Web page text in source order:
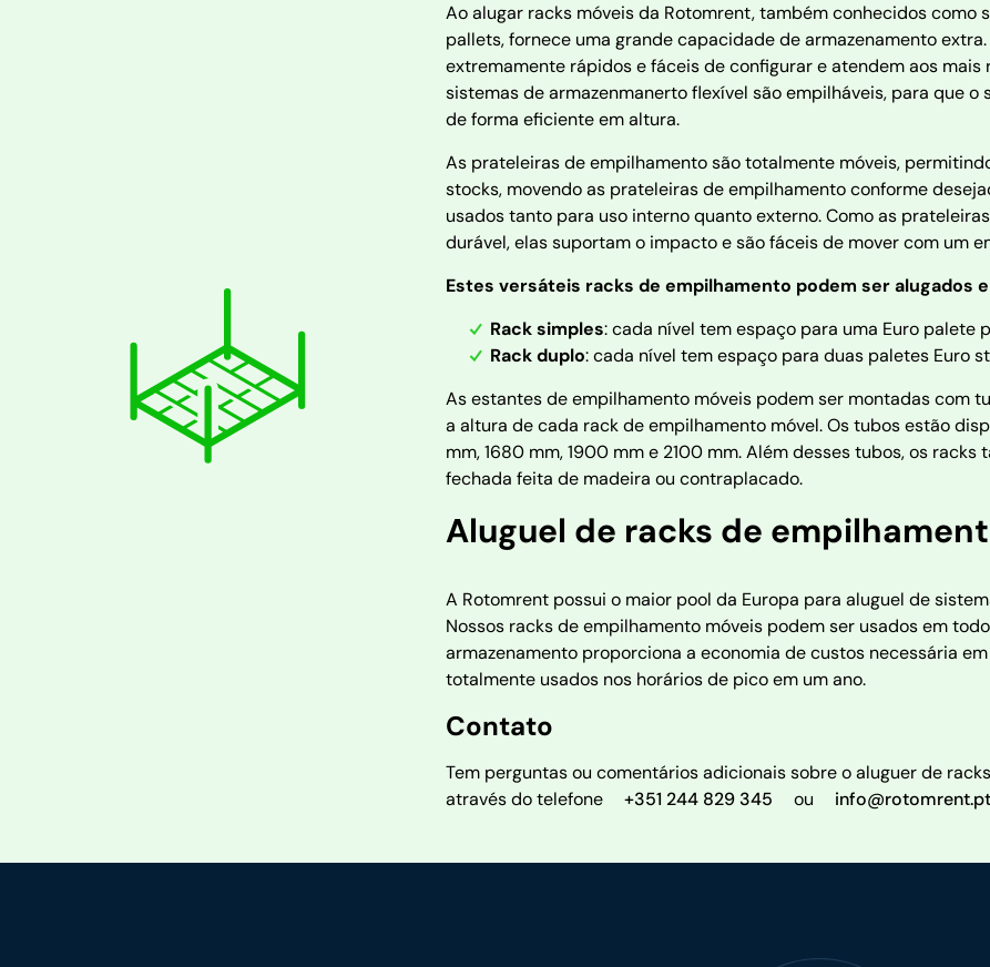
Ao alugar racks móveis da Rotomrent, também conhecidos como
pallets, fornece uma grande capacidade de armazenamento
extremamente rápidos e fáceis de configurar e atendem aos mais
sistemas de armazenmanerto flexível são empilháveis, para que
de forma eficiente em altura.
As prateleiras de empilhamento são totalmente móveis,
stocks, movendo as prateleiras de empilhamento conforme
usados tanto para uso interno quanto externo. Como as
durável, elas suportam o impacto e são fáceis de mover com um
Estes versáteis racks de empilhamento podem ser alugados
Rack simples: cada nível tem espaço para uma Euro palete
Rack duplo: cada nível tem espaço para duas paletes Euro
As estantes de empilhamento móveis podem ser montadas com
a altura de cada rack de empilhamento móvel. Os tubos estão
mm, 1680 mm, 1900 mm e 2100 mm. Além desses tubos, os
fechada feita de madeira ou contraplacado.
Aluguel de racks de
A Rotomrent possui o maior pool da Europa para aluguel de
Nossos racks de empilhamento móveis podem ser usados em
armazenamento proporciona a economia de custos necessária
totalmente usados nos horários de pico em um ano.
Contato
Tem perguntas ou comentários adicionais sobre o aluguer de
através do telefone
+351 244 829 345 ou info@rotomrent.pt